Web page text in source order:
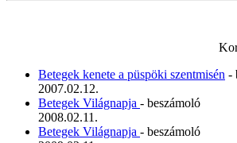
Betegek kenete a püspöki szentmisén -
2007.02.12.
Betegek Világnapja - beszámoló
2008.02.11.
Betegek Világnapja - beszámoló